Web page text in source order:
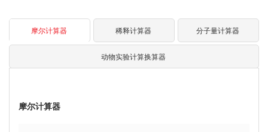
摩尔计算器 稀释计算器 分子量计算器
动物实验计算换算器
摩尔计算器